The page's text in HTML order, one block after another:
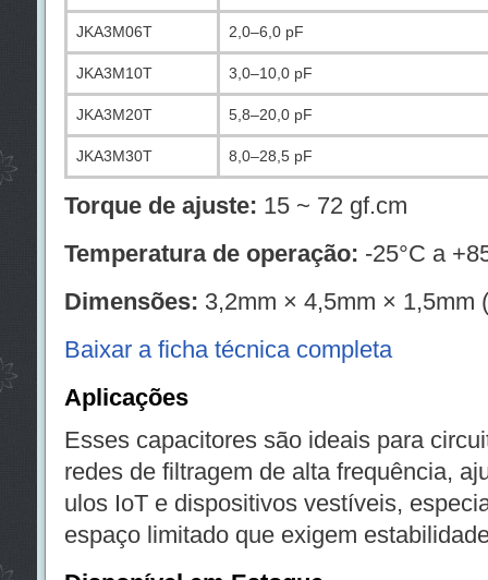
JKA3M06T 2,0–6,0 pF
JKA3M10T 3,0–10,0 pF
JKA3M20T 5,8–20,0 pF
JKA3M30T 8,0–28,5 pF
Torque de ajuste: 15 ~ 72 gf.cm
Temperatura de operação: -25°C a
Dimensões: 3,2mm × 4,5mm × 1,5mm
Baixar a ficha técnica completa
Aplicações
Esses capacitores são ideais para
redes de filtragem de alta frequência,
ulos IoT e dispositivos vestíveis,
espaço limitado que exigem